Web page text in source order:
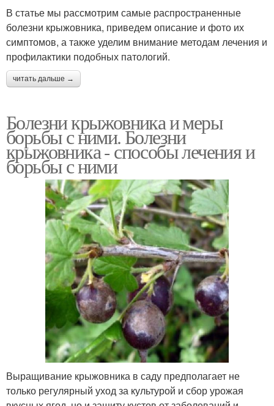
В статье мы рассмотрим самые распространенные
болезни крыжовника, приведем описание и фото их
симптомов, а также уделим внимание методам лечения и
профилактики подобных патологий.
читать дальше →
Болезни крыжовника и меры
борьбы с ними. Болезни
крыжовника - способы лечения и
борьбы с ними
Выращивание крыжовника в саду предполагает не
только регулярный уход за культурой и сбор урожая